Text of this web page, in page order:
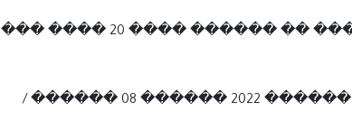
������ ���� ����� ����� �� ������ ���� 20 ���� ���
����� 05 ������-����� ������ 2022 ������ 08 ������ /